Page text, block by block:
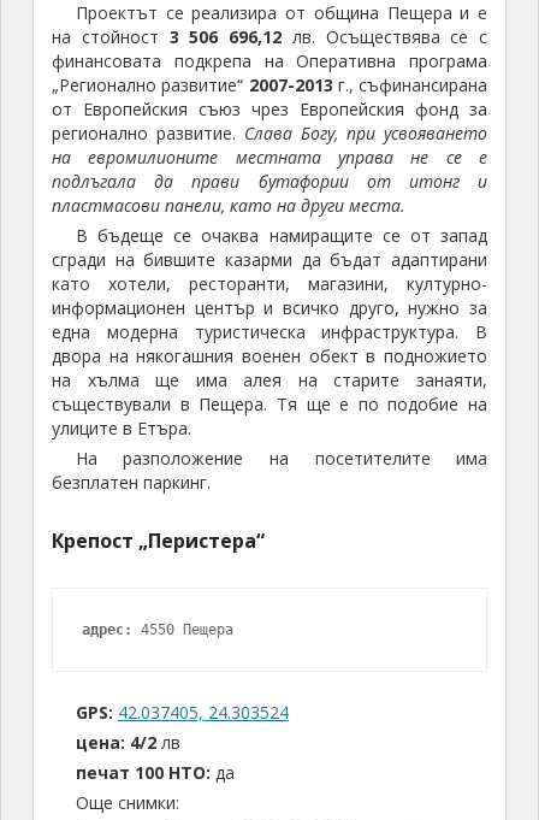
Проектът се реализира от община Пещера и е
на стойност 3 506 696,12 лв. Осъществява се с
финансовата подкрепа на Оперативна програма
„Регионално развитие“ 2007-2013 г., съфинансирана
от Европейския съюз чрез Европейския фонд за
регионално развитие. Слава Богу, при усвояването
на евромилионите местната управа не се е
подлъгала да прави бутафории от итонг и
пластмасови панели, като на други места.
В бъдеще се очаква намиращите се от запад
сгради на бившите казарми да бъдат адаптирани
като хотели, ресторанти, магазини, културно-
информационен център и всичко друго, нужно за
една модерна туристическа инфраструктура. В
двора на някогашния военен обект в подножието
на хълма ще има алея на старите занаяти,
съществували в Пещера. Тя ще е по подобие на
улиците в Етъра.
На разположение на посетителите има
безплатен паркинг.
Крепост „Перистера“
адрес: 4550 Пещера
GPS: 42.037405, 24.303524
цена: 4/2лв
печат 100 НТО: да
Още снимки: